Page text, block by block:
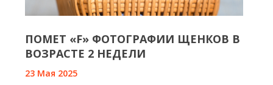
ПОМЕТ «F» ФОТОГРАФИИ ЩЕНКОВ В
ВОЗРАСТЕ 2 НЕДЕЛИ
23 Мая 2025